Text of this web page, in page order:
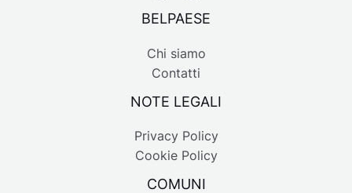
BELPAESE
Chi siamo
Contatti
NOTE LEGALI
Privacy Policy
Cookie Policy
COMUNI